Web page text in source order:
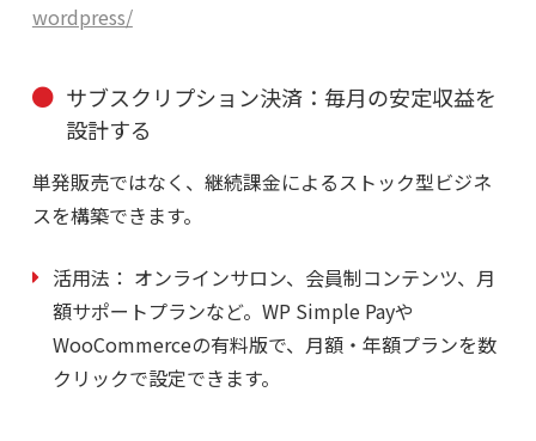
wordpress/
サブスクリプション決済：毎月の安定収益を
設計する
単発販売ではなく、継続課金によるストック型ビジネ
スを構築できます。
活用法： オンラインサロン、会員制コンテンツ、月
額サポートプランなど。WP Simple Payや
WooCommerceの有料版で、月額・年額プランを数
クリックで設定できます。